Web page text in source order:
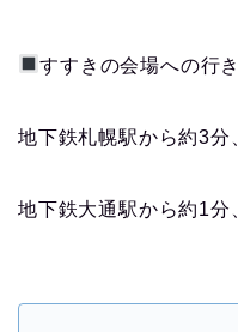
すすきの会場への行
地下鉄札幌駅から約3分
地下鉄大通駅から約1分